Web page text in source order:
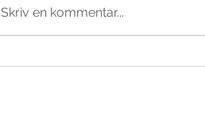
Skriv en kommentar...